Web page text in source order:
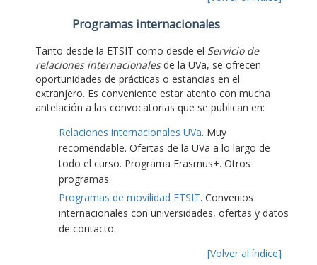
Programas internacionales
Tanto desde la ETSIT como desde el Servicio de
relaciones internacionalesde la UVa, se ofrecen
oportunidades de prácticas o estancias en el
extranjero. Es conveniente estar atento con mucha
antelación a las convocatorias que se publican en:
Relaciones internacionales UVa. Muy
recomendable. Ofertas de la UVa a lo largo de
todo el curso. Programa Erasmus+. Otros
programas.
Programas de movilidad ETSIT. Convenios
internacionales con universidades, ofertas y datos
de contacto.
[Volver al índice]